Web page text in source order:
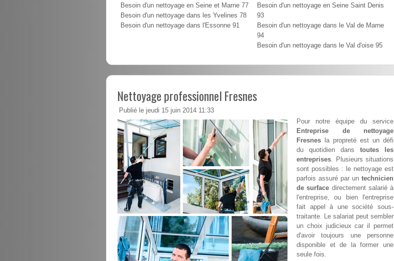
Besoin d'un nettoyage en Seine et Marne 77
Besoin d'un nettoyage dans les Yvelines 78
Besoin d'un nettoyage dans l'Essonne 91
Besoin d'un nettoyage en Seine Saint Denis
93
Besoin d'un nettoyage dans le Val de Marne
94
Besoin d'un nettoyage dans le Val d'oise 95
Nettoyage professionnel Fresnes
Publié le jeudi 15 juin 2014 11:33
Pour notre équipe du service
Entreprise de nettoyage
Fresnes la propreté est un défi
du quotidien dans toutes les
entreprises. Plusieurs situations
sont possibles : le nettoyage est
parfois assuré par un technicien
de surface directement salarié à
l'entreprise, ou bien l'entreprise
fait appel à une société sous-
traitante. Le salariat peut sembler
un choix judicieux car il permet
d'avoir toujours une personne
disponible et de la former une
seule fois.